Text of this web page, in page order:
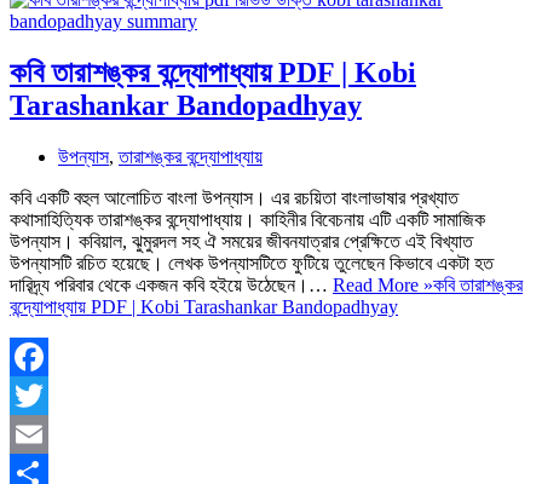
কবি তারাশঙ্কর বন্দ্যোপাধ্যায় PDF | Kobi
Tarashankar Bandopadhyay
উপন্যাস,তারাশঙ্কর বন্দ্যোপাধ্যায়
কবি একটি বহুল আলোচিত বাংলা উপন্যাস। এর রচয়িতা বাংলাভাষার প্রখ্যাত
কথাসাহিত্যিক তারাশঙ্কর বন্দ্যোপাধ্যায়। কাহিনীর বিবেচনায় এটি একটি সামাজিক
উপন্যাস। কবিয়াল, ঝুমুরদল সহ ঐ সময়ের জীবনযাত্রার প্রেক্ষিতে এই বিখ্যাত
উপন্যাসটি রচিত হয়েছে। লেখক উপন্যাসটিতে ফুটিয়ে তুলেছেন কিভাবে একটা হত
দারিদ্র্য পরিবার থেকে একজন কবি হইয়ে উঠেছেন।… Read More »কবি তারাশঙ্কর
বন্দ্যোপাধ্যায় PDF | Kobi Tarashankar Bandopadhyay
Facebook
Twitter
Email